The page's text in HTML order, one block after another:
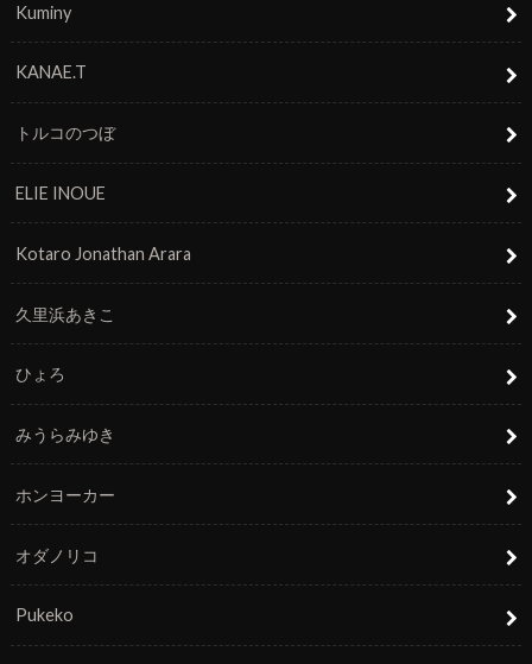
Kuminy
KANAE.T
トルコのつぼ
ELIE INOUE
Kotaro Jonathan Arara
久里浜あきこ
ひょろ
みうらみゆき
ホンヨーカー
オダノリコ
Pukeko